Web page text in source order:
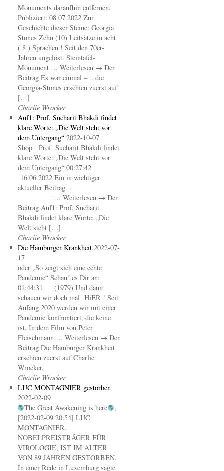
Monuments daraufhin entfernen.
Publiziert: 08.07.2022 Zur
Geschichte dieser Steine: Georgia
Stones Zehn (10) Leitsätze in acht
( 8 ) Sprachen ! Seit den 70er-
Jahren ungelöst. Steintafel-
Monument … Weiterlesen → Der
Beitrag Es war einmal – .. die
Georgia-Stones erschien zuerst auf
[…]
Charlie Wrocker
Auf1: Prof. Sucharit Bhakdi findet
klare Worte: „Die Welt steht vor
dem Untergang“ 2022-10-07
Shop Prof. Sucharit Bhakdi findet
klare Worte: „Die Welt steht vor
dem Untergang“ 00:27:42
16.06.2022 Ein in wichtiger
aktueller Beitrag. .
… Weiterlesen → Der
Beitrag Auf1: Prof. Sucharit
Bhakdi findet klare Worte: „Die
Welt steht […]
Charlie Wrocker
Die Hamburger Krankheit 2022-07-
17
oder „So zeigt sich eine echte
Pandemie“ Schau´ es Dir an:
01:44:31 (1979) Und dann
schauen wir doch mal HiER ! Seit
Anfang 2020 werden wir mit einer
Pandemie konfrontiert, die keine
ist. In dem Film von Peter
Fleischmann … Weiterlesen → Der
Beitrag Die Hamburger Krankheit
erschien zuerst auf Charlie
Wrocker.
Charlie Wrocker
LUC MONTAGNIER gestorben
2022-02-09
The Great Awakening is here
,
[2022-02-09 20:54] LUC
MONTAGNIER,
NOBELPREISTRÄGER FÜR
VIROLOGIE, IST IM ALTER
VON 89 JAHREN GESTORBEN.
In einer Rede in Luxemburg sagte